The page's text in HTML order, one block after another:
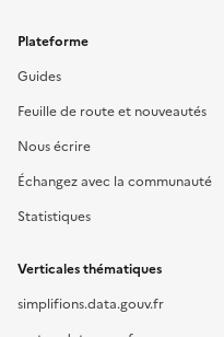
Plateforme
Guides
Feuille de route et nouveautés
Nous écrire
Échangez avec la communauté
Statistiques
Verticales thématiques
simplifions.data.gouv.fr